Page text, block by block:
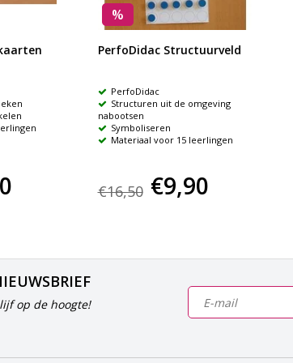
%
PerfoDidac Structuurveld
PerfoDidac
Structuren uit de omgeving
nabootsen
Symboliseren
Materiaal voor 15 leerlingen
€16,50 €9,90
op de hoogte!